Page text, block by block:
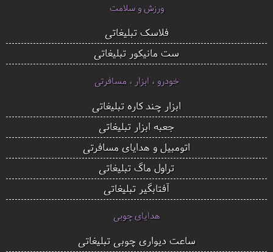
ورزش و سلامت
فلاسک تبلیغاتی
ست مانیکور تبلیغاتی
خودرو ، ابزار ، مسافرتی
ابزار چند کاره تبلیغاتی
جعبه ابزار تبلیغاتی
اتومبیل و هدایای مسافرتی
تراول ماگ تبلیغاتی
آفتابگیر تبلیغاتی
هدایای چوبی
ساعت دیواری چوبی تبلیغاتی